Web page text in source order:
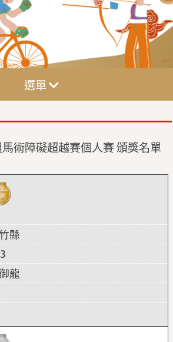
選單
術障礙超越賽個人賽 頒獎名單
縣
龍